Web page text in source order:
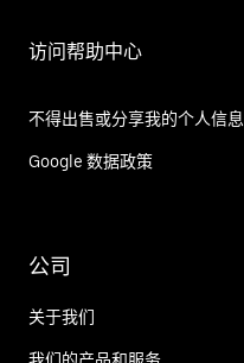
访问帮助中心
不得出售或分享我的个人信息
Google 数据政策
公司
关于我们